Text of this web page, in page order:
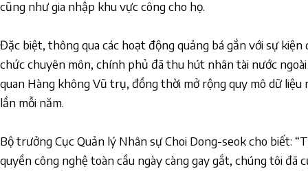
cũng như gia nhập khu vực công cho họ.
Đặc biệt, thông qua các hoạt động quảng bá gắn với sự kiện
chức chuyên môn, chính phủ đã thu hút nhân tài nước
quan Hàng không Vũ trụ, đồng thời mở rộng quy mô dữ liệu
lần mỗi năm.
Bộ trưởng Cục Quản lý Nhân sự Choi Dong-seok cho biết:
quyền công nghệ toàn cầu ngày càng gay gắt, chúng tôi đã